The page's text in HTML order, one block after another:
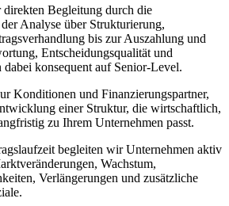
Begleitung durch die
Analyse über Strukturierung,
bis zur Auszahlung und
Entscheidungsqualität und
konsequent auf Senior-Level.
Konditionen und Finanzierungspartner,
einer Struktur, die wirtschaftlich,
zu Ihrem Unternehmen passt.
begleiten wir Unternehmen aktiv
Wachstum,
Verlängerungen und zusätzliche